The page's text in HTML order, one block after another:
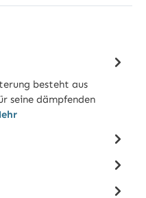
besteht aus
seine dämpfenden